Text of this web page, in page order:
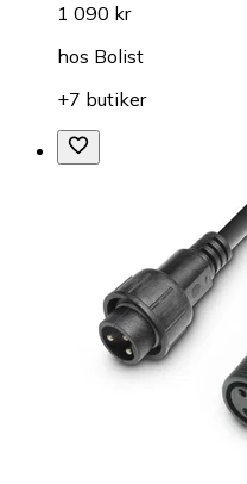
1 090 kr
hos Bolist
+7 butiker